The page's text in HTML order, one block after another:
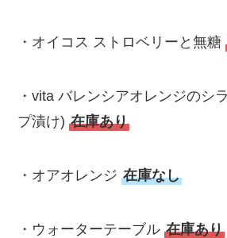
・オイコス ストロベリーと無糖
・vita バレンシアオレンジのシ
プ漬け)在庫あり
・オアオレンジ在庫なし
・ウォーターテーブル在庫あり